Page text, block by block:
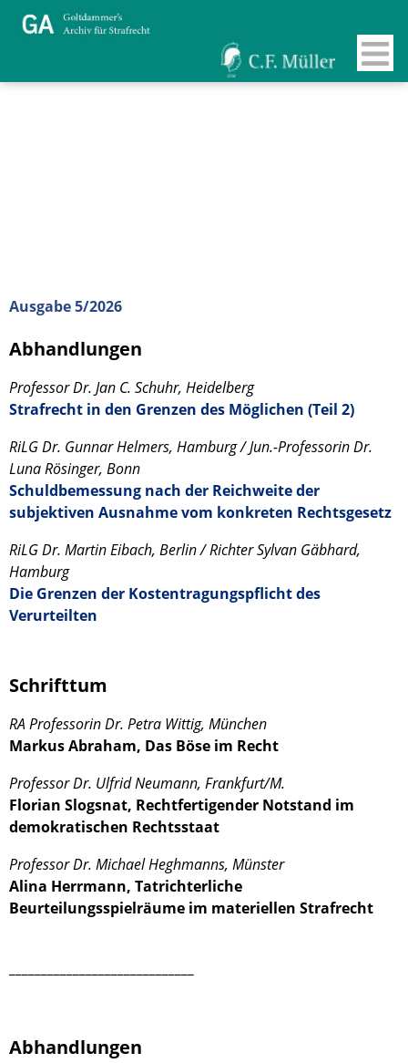
Ausgabe 5/2026
Abhandlungen
Professor Dr. Jan C. Schuhr, Heidelberg
Strafrecht in den Grenzen des Möglichen (Teil 2)
RiLG Dr. Gunnar Helmers, Hamburg / Jun.-Professorin Dr.
Luna Rösinger, Bonn
Schuldbemessung nach der Reichweite der
subjektiven Ausnahme vom konkreten Rechtsgesetz
RiLG Dr. Martin Eibach, Berlin / Richter Sylvan Gäbhard,
Hamburg
Die Grenzen der Kostentragungspflicht des
Verurteilten
Schrifttum
RA Professorin Dr. Petra Wittig, München
Markus Abraham, Das Böse im Recht
Professor Dr. Ulfrid Neumann, Frankfurt/M.
Florian Slogsnat, Rechtfertigender Notstand im
demokratischen Rechtsstaat
Professor Dr. Michael Heghmanns, Münster
Alina Herrmann, Tatrichterliche
Beurteilungsspielräume im materiellen Strafrecht
Abhandlungen